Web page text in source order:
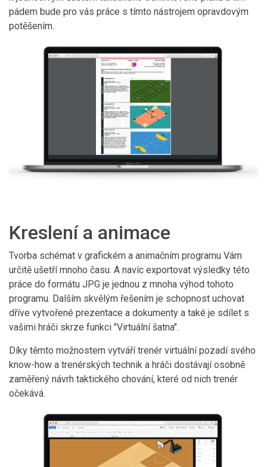
pádem bude pro vás práce s tímto nástrojem opravdovým
potěšením.
Kreslení a animace
Tvorba schémat v grafickém a animačním programu Vám
určitě ušetří mnoho času. A navíc exportovat výsledky této
práce do formátu JPG je jednou z mnoha výhod tohoto
programu. Dalším skvělým řešením je schopnost uchovat
dříve vytvořené prezentace a dokumenty a také je sdílet s
vašimi hráči skrze funkci "Virtuální šatna".
Díky těmto možnostem vytváří trenér virtuální pozadí svého
know-how a trenérských technik a hráči dostávají osobně
zaměřený návrh taktického chování, které od nich trenér
očekává.